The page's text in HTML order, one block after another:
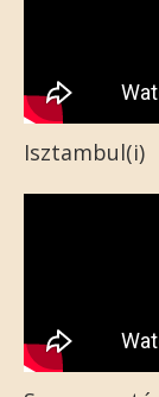
Isztambul(i)